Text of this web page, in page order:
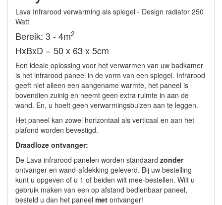
Lava Infrarood verwarming als spiegel - Design radiator 250
Watt
Bereik: 3 - 4m2
HxBxD = 50 x 63 x 5cm
Een ideale oplossing voor het verwarmen van uw badkamer
is het infrarood paneel in de vorm van een spiegel. Infrarood
geeft niet alleen een aangename warmte, het paneel is
bovendien zuinig en neemt geen extra ruimte in aan de
wand. En, u hoeft geen verwarmingsbuizen aan te leggen.
Het paneel kan zowel horizontaal als verticaal en aan het
plafond worden bevestigd.
Draadloze ontvanger:
De Lava infrarood panelen worden standaard zonder
ontvanger en wand-afdekking geleverd. Bij uw bestelling
kunt u opgeven of u 1 of beiden wilt mee-bestellen. Wilt u
gebruik maken van een op afstand bedienbaar paneel,
besteld u dan het paneel met ontvanger!